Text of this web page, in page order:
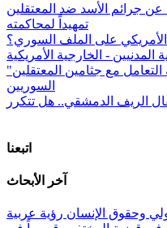
٧٠٠ ألف وثيقة عن جرائم الأسد ضد المعتقلين
تمهيداً لمحاكمته
على الملف السوري؟
- الخارجية الأمريكية
"مأساة القرن" .. شهادات عن آلية التعامل مع جثامين المعتقلين
السوريين
الريف الدمشقي.. هل تتكرر
اتبعنا
آخر الأبحاث
وحقوق الإنسان رؤية عربية